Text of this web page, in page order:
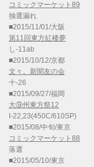
コミックマーケット89
抽選漏れ
■2015/11/01/大阪
第11回東方紅楼夢
し-11ab
■2015/10/12/京都
文々。新聞友の会
十-26
■2015/09/27/福岡
大⑨州東方祭12
I-22,23(450C/610SP)
■2015/08/中旬/東京
コミックマーケット88
落選
■2015/05/10/東京